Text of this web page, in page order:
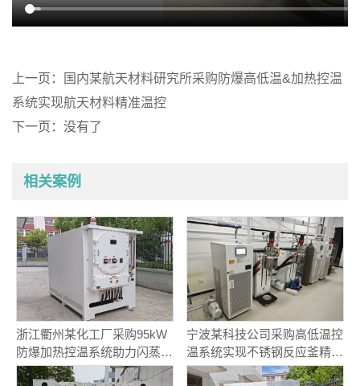
上一页：
国内某航天材料研究所采购防爆高低温&加热控温
系统实现航天材料精准温控
下一页：没有了
相关案例
浙江衢州某化工厂采购95kW
防爆加热控温系统助力闪蒸工
艺
宁波某科技公司采购高低温控
温系统实现不锈钢反应釜精准
温控